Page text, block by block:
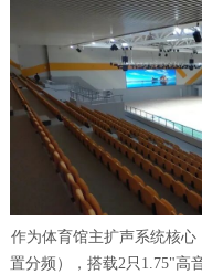
作为体育馆主扩声系统核心
置分频），搭载2只1.75"高